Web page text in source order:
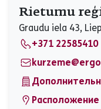
Вторник
Среда
Четверг
Пятница
Суббота
Rietumu
Graudu iela 43,
+371 22585410
Расположение